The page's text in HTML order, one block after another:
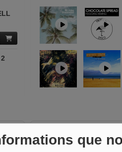
que
NOS PODCASTS